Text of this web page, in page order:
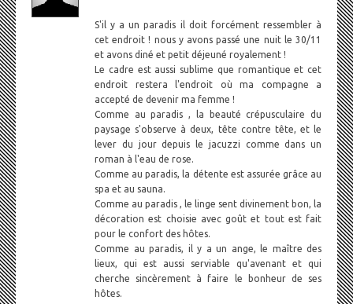
S'il y a un paradis il doit forcément ressembler à
cet endroit ! nous y avons passé une nuit le 30/11
et avons diné et petit déjeuné royalement !
Le cadre est aussi sublime que romantique et cet
endroit restera l'endroit où ma compagne a
accepté de devenir ma femme !
Comme au paradis , la beauté crépusculaire du
paysage s'observe à deux, tête contre tête, et le
lever du jour depuis le jacuzzi comme dans un
roman à l'eau de rose.
Comme au paradis, la détente est assurée grâce au
spa et au sauna.
Comme au paradis , le linge sent divinement bon, la
décoration est choisie avec goût et tout est fait
pour le confort des hôtes.
Comme au paradis, il y a un ange, le maître des
lieux, qui est aussi serviable qu'avenant et qui
cherche sincèrement à faire le bonheur de ses
hôtes.